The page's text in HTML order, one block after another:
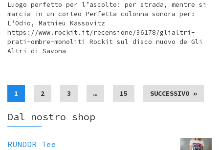
Luogo perfetto per l’ascolto: per strada, mentre si
marcia in un corteo Perfetta colonna sonora per:
L’Odio, Mathieu Kassovitz
https://www.rockit.it/recensione/36178/glialtri-
prati-ombre-monoliti Rockit sul disco nuovo de Gli
Altri di Savona
1 2 3 … 15 SUCCESSIVO »
Dal nostro shop
RUNDDR Tee